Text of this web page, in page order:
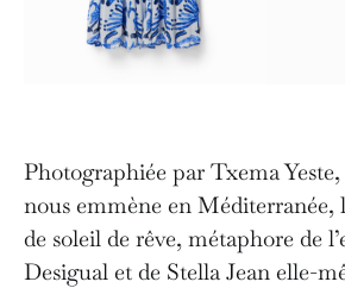
Photographiée par Txema
nous emmène en Méditerranée,
de soleil de rêve, métaphore de
Desigual et de Stella Jean elle-